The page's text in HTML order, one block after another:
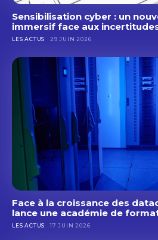
Sensibilisation cyber : un
immersif face aux
LES ACTUS 29 JUIN 2026
Face à la croissance des
lance une académie de
LES ACTUS 17 JUIN 2026